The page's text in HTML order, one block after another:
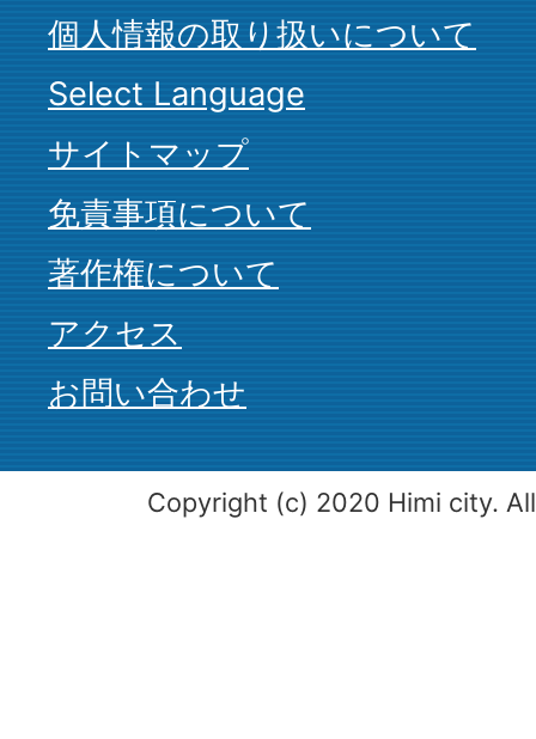
個人情報の取り扱いについて
Select Language
サイトマップ
免責事項について
著作権について
アクセス
お問い合わせ
Copyright (c) 2020 Himi city.